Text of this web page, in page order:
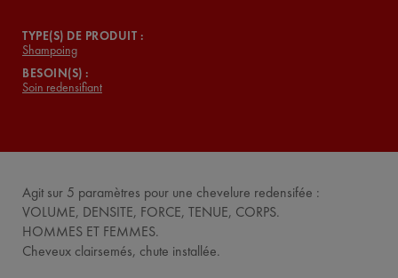
TYPE(S) DE PRODUIT :
Shampoing
BESOIN(S) :
Soin redensifiant
Agit sur 5 paramètres pour une chevelure redensifée :
VOLUME, DENSITE, FORCE, TENUE, CORPS.
HOMMES ET FEMMES.
Cheveux clairsemés, chute installée.